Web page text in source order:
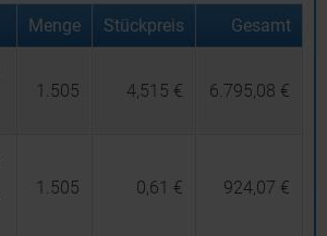
Menge Stückpreis Gesamt
1.505 4,515 € 6.795,08 €
1.505 0,61 € 924,07 €